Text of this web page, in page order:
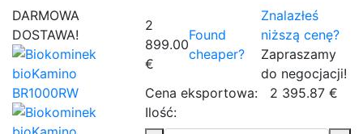
DARMOWA
DOSTAWA!
2
899.00
€
Found
cheaper?
Znalazłeś
niższą cenę?
Zapraszamy
do negocjacji!
Cena eksportowa:
2 395.87 €
Ilość: